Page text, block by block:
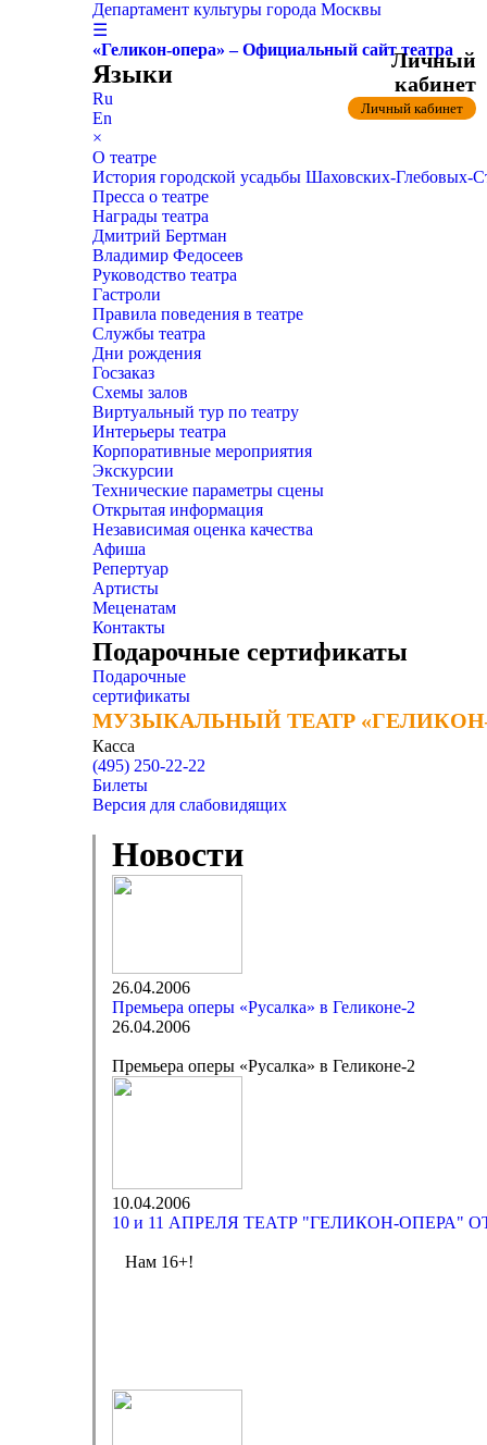
Департамент культуры города Москвы
☰
«Геликон-опера» – Официальный сайт театра
Языки
Ru
En
×
О театре
История городской усадьбы Шаховских-
Пресса о театре
Награды театра
Дмитрий Бертман
Владимир Федосеев
Руководство театра
Гастроли
Правила поведения в театре
Службы театра
Дни рождения
Госзаказ
Схемы залов
Виртуальный тур по театру
Интерьеры театра
Корпоративные мероприятия
Экскурсии
Технические параметры сцены
Открытая информация
Независимая оценка качества
Афиша
Репертуар
Артисты
Меценатам
Контакты
Подарочные сертификаты
Подарочные
сертификаты
МУЗЫКАЛЬНЫЙ ТЕАТР
МУЗЫКАЛЬНЫЙ ТЕАТР
Касса
(495) 250-22-22
Личный
кабинет
Личный кабинет
Билеты
Версия для слабовидящих
Новости
26.04.2006
Премьера оперы «Русалка» в Геликоне-2
26.04.2006
Премьера оперы «Русалка» в Геликоне-2
10.04.2006
10 и 11 АПРЕЛЯ ТЕАТР "ГЕЛИКОН-ОПЕРА"
Нам 16+!